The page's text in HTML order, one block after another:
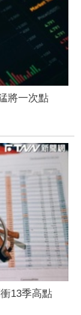
將一次點
衝13季高點